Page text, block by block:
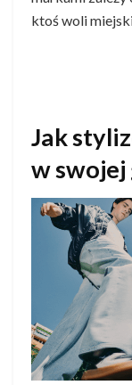
ktoś woli
Jak
w